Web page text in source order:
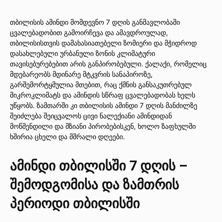
თბილისის ამინდი მომდევნო 7 დღის განმავლობაში
ცვალებადობით გამოირჩევა და ამავდროულად,
თბილისისთვის დამახასიათებელი ზომიერი და მჭიდროდ
დასახლებული ურბანული ზონის კლიმატური
თავისებურებებით არის განპირობებული. ქალაქი, რომელიც
მდებარეობს მდინარე მტკვრის სანაპიროზე,
გარშემორტყმულია მთებით, რაც ქმნის განსაკუთრებულ
მიკროკლიმატს და ამინდის სწრაფ ცვალებადობას ხელს
უწყობს. ზამთარში კი თბილისის ამინდი 7 დღის მანძილზე
შეიძლება შეიცვალოს ცივი ნალექიანი ამინდიდან
მოწმენდილი და მზიანი პირობებისკენ, ხოლო ზაფხულში
ხშირია ცხელი და მშრალი დღეები.
ამინდი თბილისში 7 დღის –
შემოდგომისა და ზამთრის
პერიოდი თბილისში